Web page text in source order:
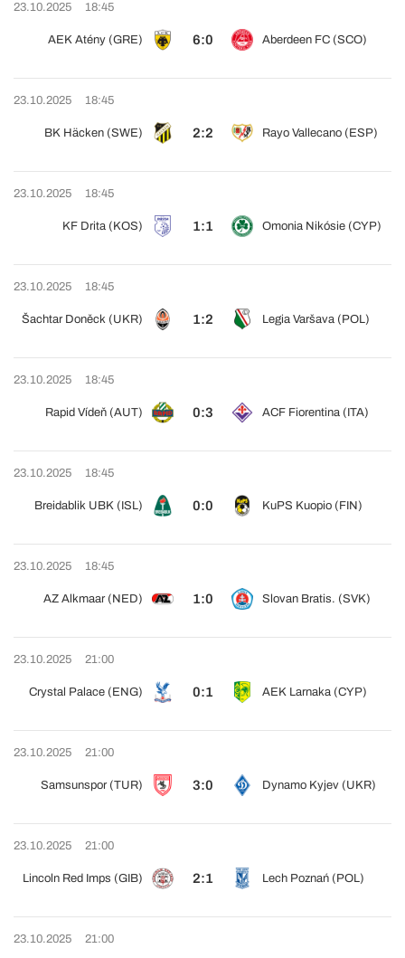
23.10.2025 18:45
AEK Atény (GRE) 6:0 Aberdeen FC (SCO)
23.10.2025 18:45
BK Häcken (SWE) 2:2 Rayo Vallecano (ESP)
23.10.2025 18:45
KF Drita (KOS) 1:1 Omonia Nikósie (CYP)
23.10.2025 18:45
Šachtar Doněck (UKR) 1:2 Legia Varšava (POL)
23.10.2025 18:45
Rapid Vídeň (AUT) 0:3 ACF Fiorentina (ITA)
23.10.2025 18:45
Breidablik UBK (ISL) 0:0 KuPS Kuopio (FIN)
23.10.2025 18:45
AZ Alkmaar (NED) 1:0 Slovan Bratis. (SVK)
23.10.2025 21:00
Crystal Palace (ENG) 0:1 AEK Larnaka (CYP)
23.10.2025 21:00
Samsunspor (TUR) 3:0 Dynamo Kyjev (UKR)
23.10.2025 21:00
Lincoln Red Imps (GIB) 2:1 Lech Poznań (POL)
23.10.2025 21:00